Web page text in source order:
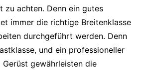
zu achten. Denn ein gutes
immer die richtige Breitenklasse
durchgeführt werden. Denn
und ein professioneller
gewährleisten die